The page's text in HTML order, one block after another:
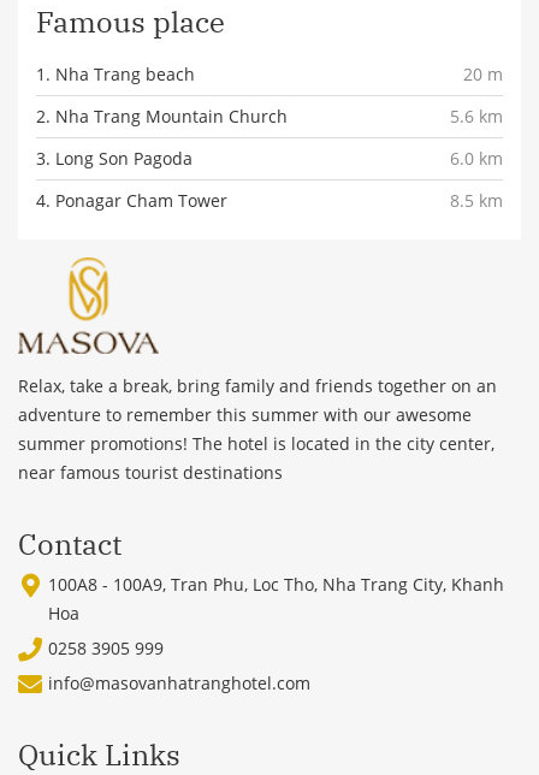
Famous place
1. Nha Trang beach
20 m
2. Nha Trang Mountain Church
5.6 km
3. Long Son Pagoda
6.0 km
4. Ponagar Cham Tower
8.5 km
Relax, take a break, bring family and friends together on an
adventure to remember this summer with our awesome
summer promotions! The hotel is located in the city center,
near famous tourist destinations
Contact
100A8 - 100A9, Tran Phu, Loc Tho, Nha Trang City, Khanh
Hoa
0258 3905 999
info@masovanhatranghotel.com
Quick Links